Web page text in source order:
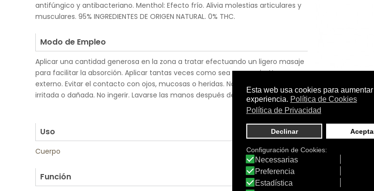
antifúngico y antibacteriano. Menthol: Efecto frío. Alivia molestias articulares y
musculares. 95% INGREDIENTES DE ORIGEN NATURAL. 0% THC.
Modo de Empleo
Aplicar una cantidad generosa en la zona a tratar efectuando un ligero masaje
para facilitar la absorción. Aplicar tantas veces como sea necesario. Uso
externo. Evitar el contacto con ojos, mucosas o heridas. No aplicar sobre la piel
irritada o dañada. No ingerir. Lavarse las manos después de su aplicación.
Uso
Cuerpo
Función